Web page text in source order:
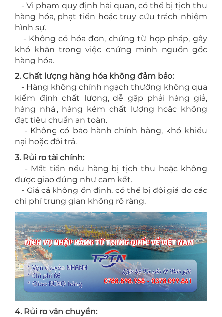
- Vi phạm quy định hải quan, có thể bị tịch thu
hàng hóa, phạt tiền hoặc truy cứu trách nhiệm
hình sự.
- Không có hóa đơn, chứng từ hợp pháp, gây
khó khăn trong việc chứng minh nguồn gốc
hàng hóa.
2. Chất lượng hàng hóa không đảm bảo:
- Hàng không chính ngạch thường không qua
kiểm định chất lượng, dễ gặp phải hàng giả,
hàng nhái, hàng kém chất lượng hoặc không
đạt tiêu chuẩn an toàn.
- Không có bảo hành chính hãng, khó khiếu
nại hoặc đổi trả.
3. Rủi ro tài chính:
- Mất tiền nếu hàng bị tịch thu hoặc không
được giao đúng như cam kết.
- Giá cả không ổn định, có thể bị đội giá do các
chi phí trung gian không rõ ràng.
4. Rủi ro vận chuyển: